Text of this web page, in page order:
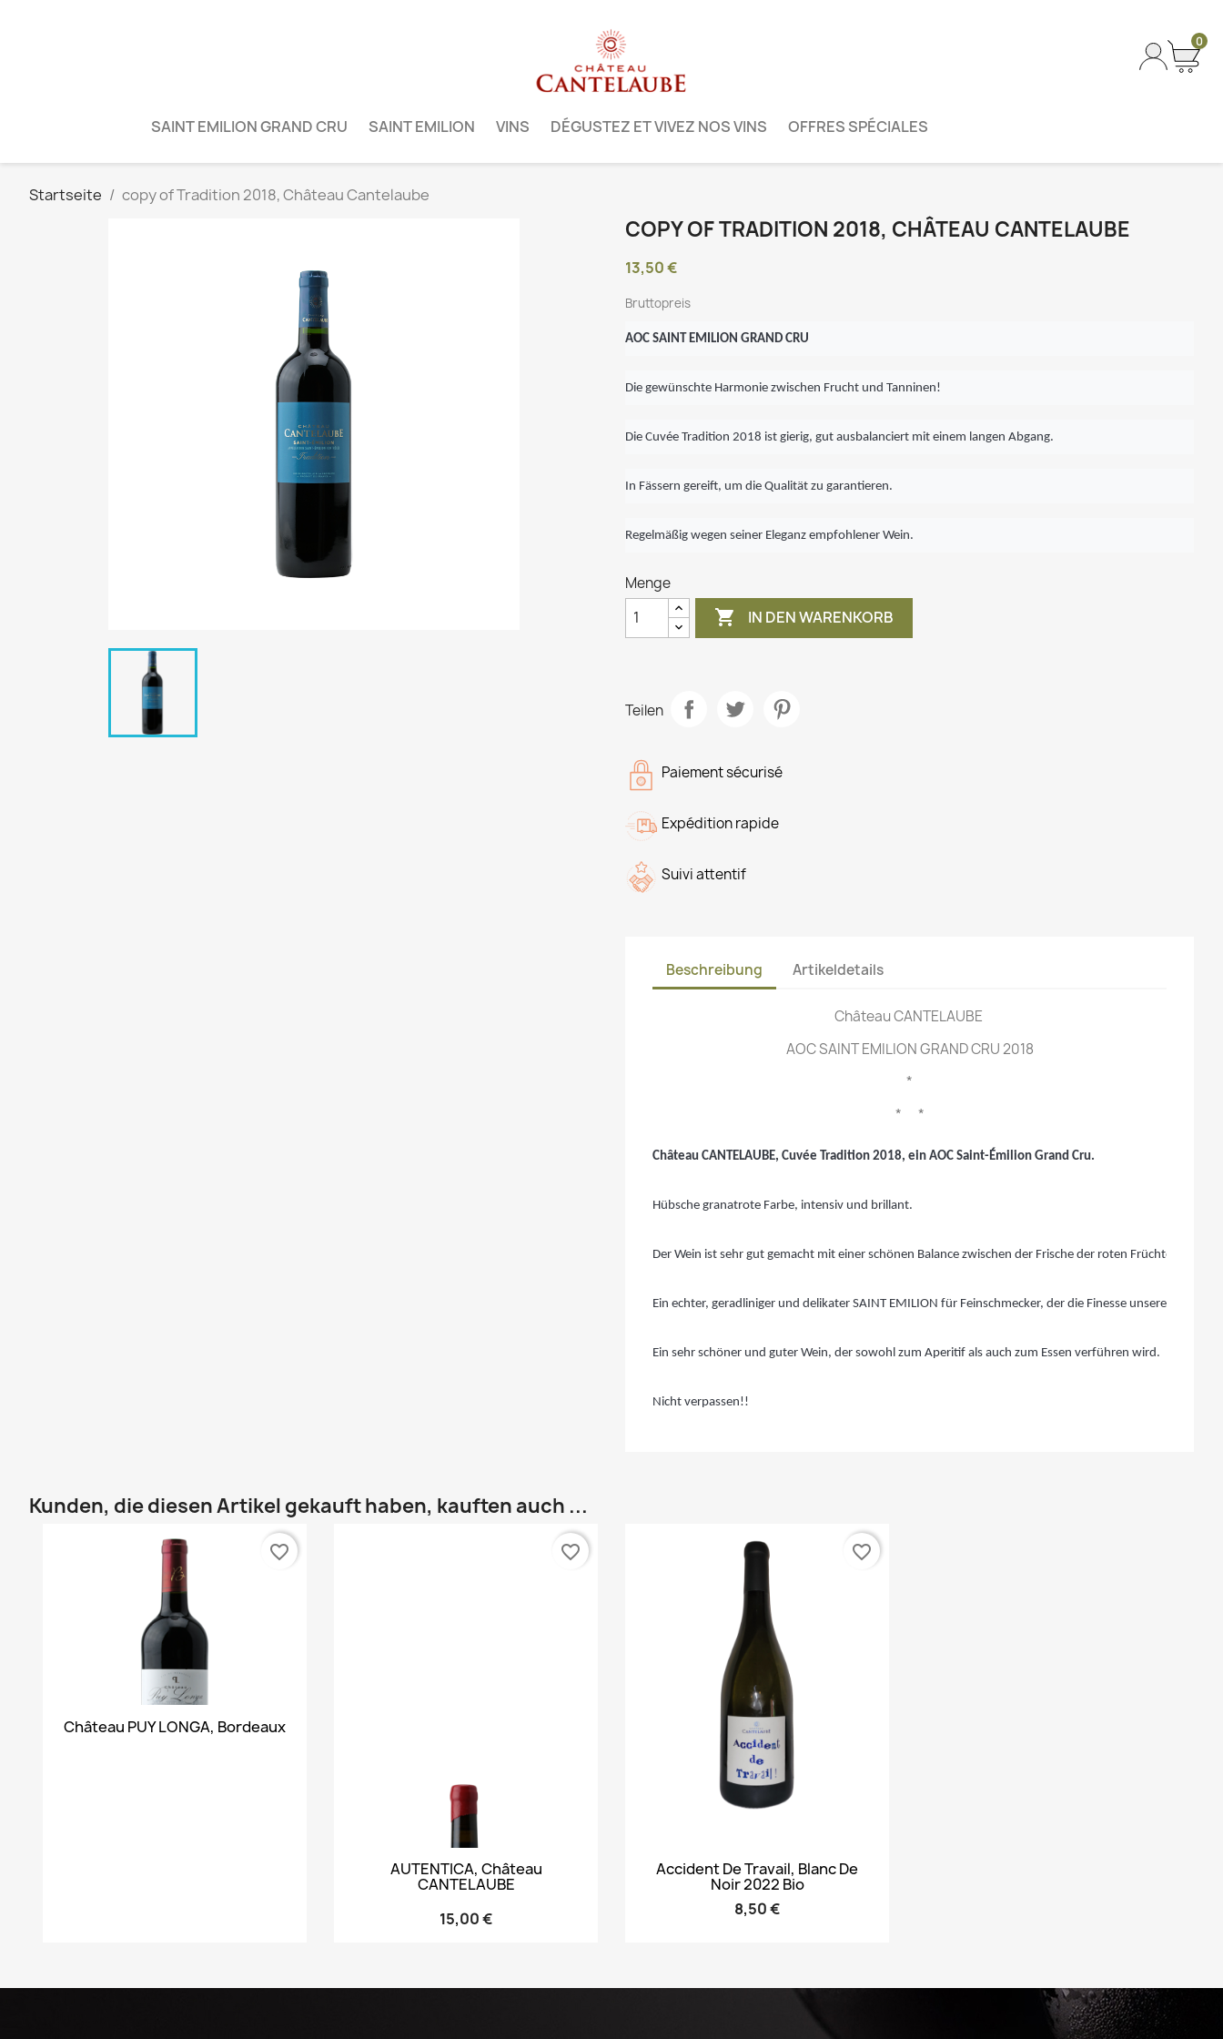
SAINT EMILION GRAND CRU SAINT EMILION VINS DÉGUSTEZ ET VIVEZ NOS VINS OFFRES SPÉCIALES
0
Startseite copy of Tradition 2018, Château Cantelaube
COPY OF TRADITION 2018, CHÂTEAU CANTELAUBE
13,50 €
Bruttopreis
AOC SAINT EMILION GRAND CRU
Die gewünschte Harmonie zwischen Frucht und Tanninen!
Die Cuvée Tradition 2018 ist gierig, gut ausbalanciert mit einem langen Abgang.
In Fässern gereift, um die Qualität zu garantieren.
Regelmäßig wegen seiner Eleganz empfohlener Wein.
Menge
 IN DEN WARENKORB
Teilen
Paiement sécurisé
Expédition rapide
Suivi attentif
Beschreibung Artikeldetails
Château CANTELAUBE
AOC SAINT EMILION GRAND CRU 2018
*
* *
Château CANTELAUBE, Cuvée Tradition 2018, ein AOC Saint-Émilion Grand Cru.
Hübsche granatrote Farbe, intensiv und brillant.
Der Wein ist sehr gut gemacht mit einer schönen Balance zwischen der Frische der roten Früchte, einer
Ein echter, geradliniger und delikater SAINT EMILION für Feinschmecker, der die Finesse unseres
Ein sehr schöner und guter Wein, der sowohl zum Aperitif als auch zum Essen verführen wird.
Nicht verpassen!!
Kunden, die diesen Artikel gekauft haben, kauften auch ...
Vorschau
Château PUY LONGA, Bordeaux
favorite_border
Vorschau
AUTENTICA, Château
CANTELAUBE
15,00 €
favorite_border
Vorschau
Accident De Travail, Blanc De
Noir 2022 Bio
8,50 €
favorite_border